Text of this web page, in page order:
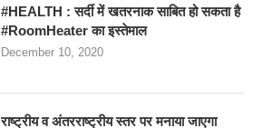
#HEALTH : सर्दी में खतरनाक साबित हो सकता है
#RoomHeater का इस्तेमाल
December 10, 2020
राष्ट्रीय व अंतरराष्ट्रीय स्तर पर मनाया जाएगा